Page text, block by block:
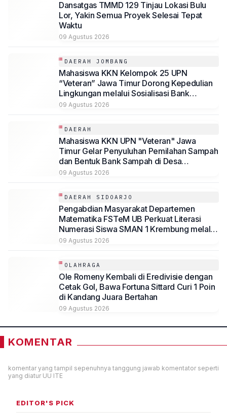
Dansatgas TMMD 129 Tinjau Lokasi Bulu
Lor, Yakin Semua Proyek Selesai Tepat
Waktu
09 Agustus 2026
DAERAH JOMBANG
Mahasiswa KKN Kelompok 25 UPN
“Veteran” Jawa Timur Dorong Kepedulian
Lingkungan melalui Sosialisasi Bank
Sampah dan Pengadaan Tempat Sampah
09 Agustus 2026
DAERAH
Mahasiswa KKN UPN "Veteran" Jawa
Timur Gelar Penyuluhan Pemilahan Sampah
dan Bentuk Bank Sampah di Desa
Penggaron
09 Agustus 2026
DAERAH SIDOARJO
Pengabdian Masyarakat Departemen
Matematika FSTeM UB Perkuat Literasi
Numerasi Siswa SMAN 1 Krembung melalui
Integrasi Aljabar Berbasis Teknologi
09 Agustus 2026
OLAHRAGA
Ole Romeny Kembali di Eredivisie dengan
Cetak Gol, Bawa Fortuna Sittard Curi 1 Poin
di Kandang Juara Bertahan
09 Agustus 2026
KOMENTAR
komentar yang tampil sepenuhnya tanggung jawab komentator seperti
yang diatur UU ITE
EDITOR'S PICK